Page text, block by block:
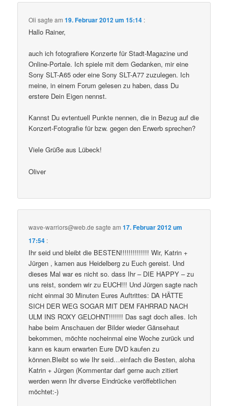
Oli sagte am19. Februar 2012 um 15:14 :
Hallo Rainer,
auch ich fotografiere Konzerte für Stadt-Magazine und
Online-Portale. Ich spiele mit dem Gedanken, mir eine
Sony SLT-A65 oder eine Sony SLT-A77 zuzulegen. Ich
meine, in einem Forum gelesen zu haben, dass Du
erstere Dein Eigen nennst.
Kannst Du evtentuell Punkte nennen, die in Bezug auf die
Konzert-Fotografie für bzw. gegen den Erwerb sprechen?
Viele Grüße aus Lübeck!
Oliver
wave-warriors@web.de sagte am17. Februar 2012 um
17:54 :
Ihr seid und bleibt die BESTEN!!!!!!!!!!!!!! Wir, Katrin +
Jürgen , kamen aus Heidelberg zu Euch gereist. Und
dieses Mal war es nicht so. dass Ihr – DIE HAPPY – zu
uns reist, sondern wir zu EUCH!!! Und Jürgen sagte nach
nicht einmal 30 Minuten Eures Auftrittes: DA HÄTTE
SICH DER WEG SOGAR MIT DEM FAHRRAD NACH
ULM INS ROXY GELOHNT!!!!!!! Das sagt doch alles. Ich
habe beim Anschauen der Bilder wieder Gänsehaut
bekommen, möchte nocheinmal eine Woche zurück und
kann es kaum erwarten Eure DVD kaufen zu
können.Bleibt so wie Ihr seid…einfach die Besten, aloha
Katrin + Jürgen (Kommentar darf gerne auch zitiert
werden wenn Ihr diverse Eindrücke veröffebtlichen
möchtet:-)